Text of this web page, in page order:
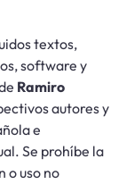
textos,
software y
Ramiro
autores y
e
Se prohíbe la
o uso no